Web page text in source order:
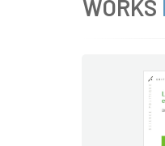
WORKS